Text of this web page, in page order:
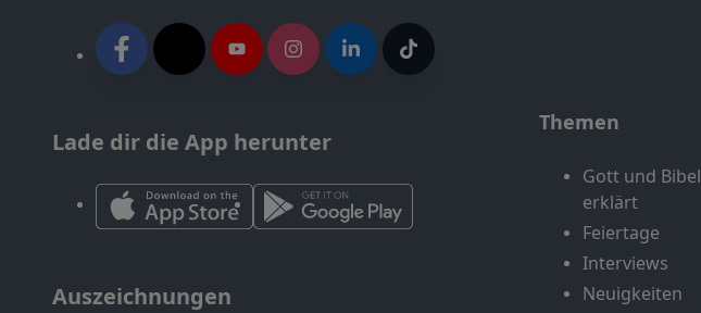
Lade dir die App herunter
Auszeichnungen
Themen
Gott und Bibel
erklärt
Feiertage
Interviews
Neuigkeiten